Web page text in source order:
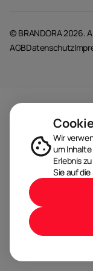
© BRANDORA 2026.
AGBDatenschutz
Wir
um
Erlebnis
Sie auf